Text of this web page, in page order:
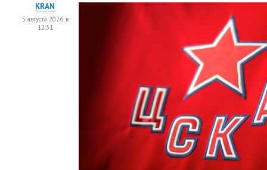
KRAN
5 августа 2026, в
12:31